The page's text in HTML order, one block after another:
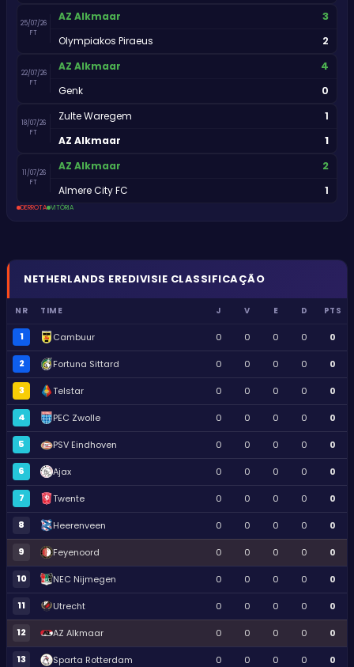
25/07/26
FT
AZ Alkmaar 3
Olympiakos Piraeus 2
22/07/26
FT
AZ Alkmaar 4
Genk 0
18/07/26
FT
Zulte Waregem 1
AZ Alkmaar 1
11/07/26
FT
AZ Alkmaar 2
Almere City FC 1
DERROTA VITÓRIA
NETHERLANDS EREDIVISIE CLASSIFICAÇÃO
NR TIME J V E D PTS
1 Cambuur 0 0 0 0 0
2 Fortuna Sittard 0 0 0 0 0
3 Telstar 0 0 0 0 0
4 PEC Zwolle 0 0 0 0 0
5 PSV Eindhoven 0 0 0 0 0
6 Ajax 0 0 0 0 0
7 Twente 0 0 0 0 0
8 Heerenveen 0 0 0 0 0
9 Feyenoord 0 0 0 0 0
10 NEC Nijmegen 0 0 0 0 0
11 Utrecht 0 0 0 0 0
12 AZ Alkmaar 0 0 0 0 0
13 Sparta Rotterdam 0 0 0 0 0